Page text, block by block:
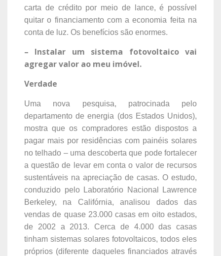
carta de crédito por meio de lance, é possível
quitar o financiamento com a economia feita na
conta de luz. Os benefícios são enormes.
– Instalar um sistema fotovoltaico vai
agregar valor ao meu imóvel.
Verdade
Uma nova pesquisa, patrocinada pelo
departamento de energia (dos Estados Unidos),
mostra que os compradores estão dispostos a
pagar mais por residências com painéis solares
no telhado – uma descoberta que pode fortalecer
a questão de levar em conta o valor de recursos
sustentáveis na apreciação de casas. O estudo,
conduzido pelo Laboratório Nacional Lawrence
Berkeley, na Califórnia, analisou dados das
vendas de quase 23.000 casas em oito estados,
de 2002 a 2013. Cerca de 4.000 das casas
tinham sistemas solares fotovoltaicos, todos eles
próprios (diferente daqueles financiados através